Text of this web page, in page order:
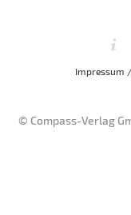
Impressum
© Compass-Verlag